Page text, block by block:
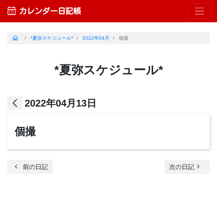
calendar_month カレンダー日記帳
home *夏弥スケジュール* 2022年04月 個撮
*夏弥スケジュール*
arrow_back_ios 2022年04月13日
個撮
chevron_left 前の日記 次の日記 navigate_next